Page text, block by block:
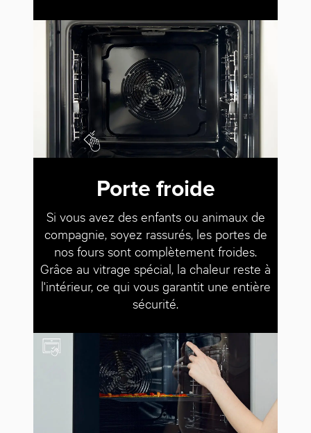
Porte froide
Si vous avez des enfants ou animaux de
compagnie, soyez rassurés, les portes de
nos fours sont complètement froides.
Grâce au vitrage spécial, la chaleur reste à
l'intérieur, ce qui vous garantit une entière
sécurité.